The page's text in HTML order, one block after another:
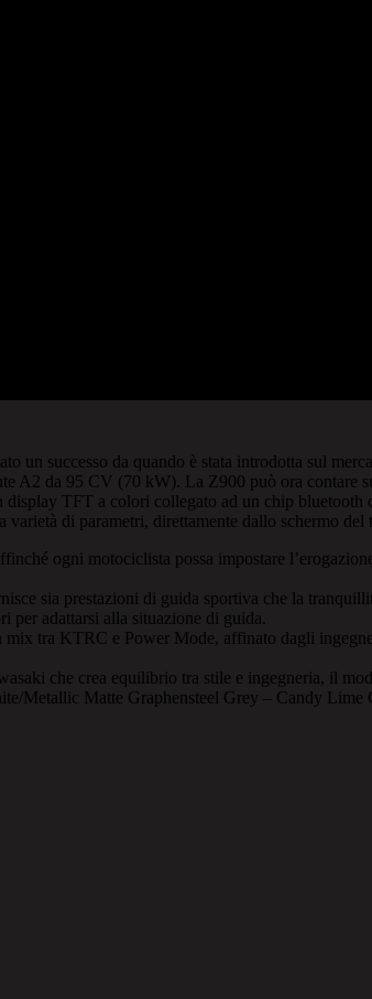
un successo da quando è stata introdotta sul
A2 da 95 CV (70 kW). La Z900 può ora contare
TFT a colori collegato ad un chip bluetooth
di parametri, direttamente dallo schermo del
ogni motociclista possa impostare
sia prestazioni di guida sportiva che la
adattarsi alla situazione di guida.
tra KTRC e Power Mode, affinato dagli
che crea equilibrio tra stile e ingegneria, il
Metallic Matte Graphensteel Grey – Candy Lime